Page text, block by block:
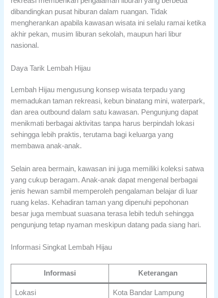
dibandingkan pusat hiburan dalam ruangan. Tidak
mengherankan apabila kawasan wisata ini selalu ramai ketika
akhir pekan, musim liburan sekolah, maupun hari libur
nasional.
Daya Tarik Lembah Hijau
Lembah Hijau mengusung konsep wisata terpadu yang
memadukan taman rekreasi, kebun binatang mini, waterpark,
dan area outbound dalam satu kawasan. Pengunjung dapat
menikmati berbagai aktivitas tanpa harus berpindah lokasi
sehingga lebih praktis, terutama bagi keluarga yang
membawa anak-anak.
Selain area bermain, kawasan ini juga memiliki koleksi satwa
yang cukup beragam. Anak-anak dapat mengenal berbagai
jenis hewan sambil memperoleh pengalaman belajar di luar
ruang kelas. Kehadiran taman yang dipenuhi pepohonan
besar juga membuat suasana terasa lebih teduh sehingga
pengunjung tetap nyaman meskipun datang pada siang hari.
Informasi Singkat Lembah Hijau
Informasi Keterangan
Lokasi Kota Bandar Lampung